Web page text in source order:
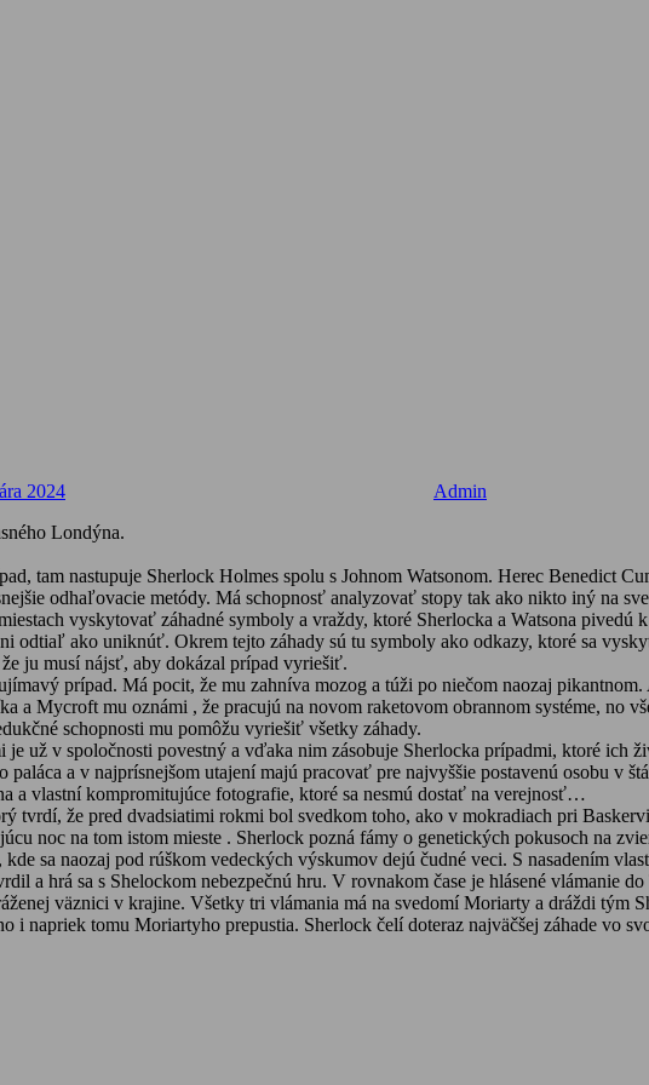
2024 Admin
Londýna.
tam nastupuje Sherlock Holmes spolu s Johnom Watsonom. Herec Benedict
odhaľovacie metódy. Má schopnosť analyzovať stopy tak ako nikto iný na
vyskytovať záhadné symboly a vraždy, ktoré Sherlocka a Watsona
odtiaľ ako uniknúť. Okrem tejto záhady sú tu symboly ako odkazy, ktoré sa
ju musí nájsť, aby dokázal prípad vyriešiť.
prípad. Má pocit, že mu zahníva mozog a túži po niečom naozaj
a Mycroft mu oznámi , že pracujú na novom raketovom obrannom systéme, no
schopnosti mu pomôžu vyriešiť všetky záhady.
už v spoločnosti povestný a vďaka nim zásobuje Sherlocka prípadmi, ktoré ich
a v najprísnejšom utajení majú pracovať pre najvyššie postavenú osobu v
a vlastní kompromitujúce fotografie, ktoré sa nesmú dostať na verejnosť…
tvrdí, že pred dvadsiatimi rokmi bol svedkom toho, ako v mokradiach pri
noc na tom istom mieste . Sherlock pozná fámy o genetických pokusoch na
sa naozaj pod rúškom vedeckých výskumov dejú čudné veci. S nasadením
a hrá sa s Shelockom nebezpečnú hru. V rovnakom čase je hlásené vlámanie
väznici v krajine. Všetky tri vlámania má na svedomí Moriarty a dráždi
i napriek tomu Moriartyho prepustia. Sherlock čelí doteraz najväčšej záhade vo